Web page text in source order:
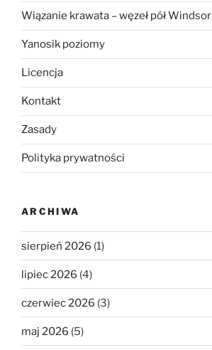
Wiązanie krawata – węzeł pół Windsor
Yanosik poziomy
Licencja
Kontakt
Zasady
Polityka prywatności
ARCHIWA
sierpień 2026 (1)
lipiec 2026 (4)
czerwiec 2026 (3)
maj 2026 (5)